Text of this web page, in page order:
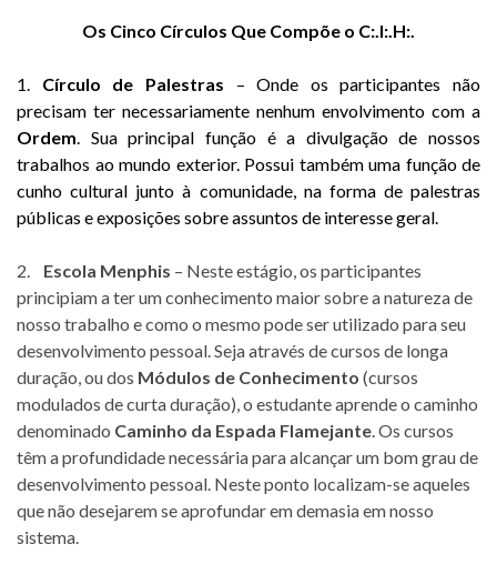
Os Cinco Círculos Que Compõe o C:.I:.H:.
1. Círculo de Palestras – Onde os participantes não
precisam ter necessariamente nenhum envolvimento com a
Ordem. Sua principal função é a divulgação de nossos
trabalhos ao mundo exterior. Possui também uma função de
cunho cultural junto à comunidade, na forma de palestras
públicas e exposições sobre assuntos de interesse geral.
2. Escola Menphis – Neste estágio, os participantes
principiam a ter um conhecimento maior sobre a natureza de
nosso trabalho e como o mesmo pode ser utilizado para seu
desenvolvimento pessoal. Seja através de cursos de longa
duração, ou dos Módulos de Conhecimento (cursos
modulados de curta duração), o estudante aprende o caminho
denominado Caminho da Espada Flamejante. Os cursos
têm a profundidade necessária para alcançar um bom grau de
desenvolvimento pessoal. Neste ponto localizam-se aqueles
que não desejarem se aprofundar em demasia em nosso
sistema.